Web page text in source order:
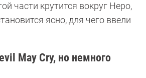
части крутится вокруг Неро,
ясно, для чего ввели
May Cry, но немного